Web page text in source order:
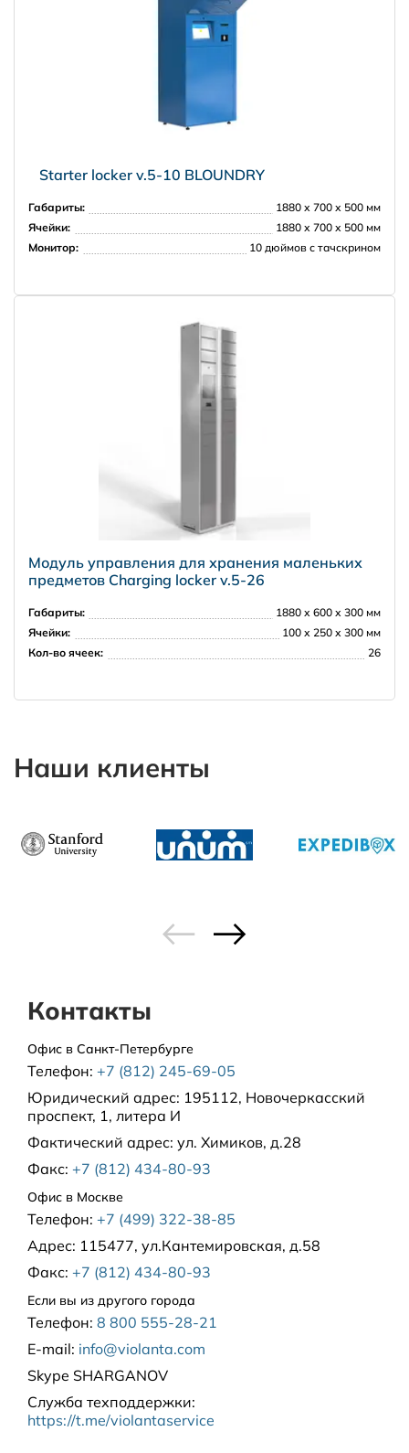
Starter locker v.5-10 BLOUNDRY
Габариты:
1880 х 700 х 500 мм
Ячейки:
1880 х 700 х 500 мм
Монитор:
10 дюймов с тачскрином
Модуль управления для хранения маленьких
предметов Charging locker v.5-26
Габариты:
1880 х 600 х 300 мм
Ячейки:
100 х 250 х 300 мм
Кол-во ячеек:
26
Наши клиенты
Контакты
Офис в Санкт-Петербурге
Телефон: +7 (812) 245-69-05
Юридический адрес: 195112, Новочеркасский
проспект, 1, литера И
Фактический адрес: ул. Химиков, д.28
Факс: +7 (812) 434-80-93
Офис в Москве
Телефон: +7 (499) 322-38-85
Адрес: 115477, ул.Кантемировская, д.58
Факс: +7 (812) 434-80-93
Если вы из другого города
Телефон: 8 800 555-28-21
E-mail: info@violanta.com
Skype SHARGANOV
Служба техподдержки:
https://t.me/violantaservice